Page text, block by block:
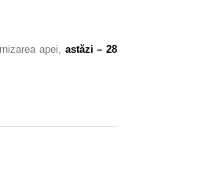
apei, astăzi – 28